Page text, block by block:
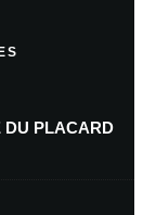
DU PLACARD